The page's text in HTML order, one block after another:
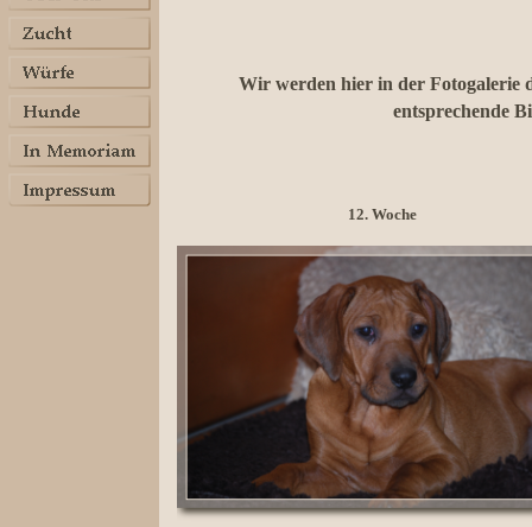
Wir werden hier in der Fotogalerie
entsprechende
12. Woche